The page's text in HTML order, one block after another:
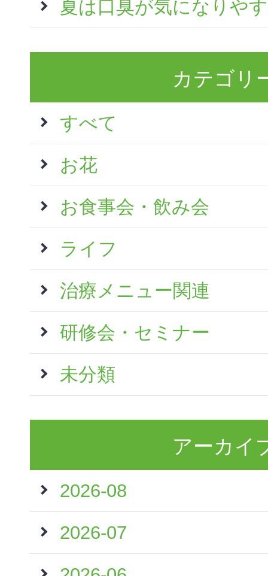
夏は口臭が気になりや
カテゴリ
すべて
お花
お食事会・飲み会
ライフ
治療メニュー関連
研修会・セミナー
未分類
アーカイ
2026-08
2026-07